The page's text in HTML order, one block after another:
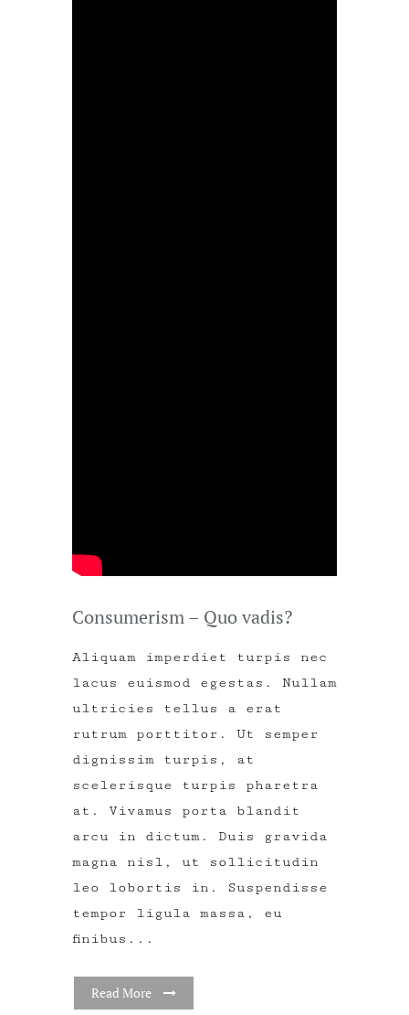
Consumerism – Quo vadis?
Aliquam imperdiet turpis nec
lacus euismod egestas. Nullam
ultricies tellus a erat
rutrum porttitor. Ut semper
dignissim turpis, at
scelerisque turpis pharetra
at. Vivamus porta blandit
arcu in dictum. Duis gravida
magna nisl, ut sollicitudin
leo lobortis in. Suspendisse
tempor ligula massa, eu
finibus...
Read More